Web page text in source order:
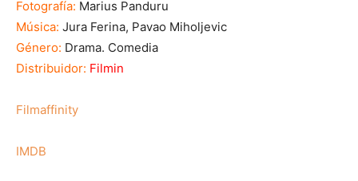
Fotografía: Marius Panduru
Música: Jura Ferina, Pavao Miholjevic
Género: Drama. Comedia
Distribuidor: Filmin
Filmaffinity
IMDB